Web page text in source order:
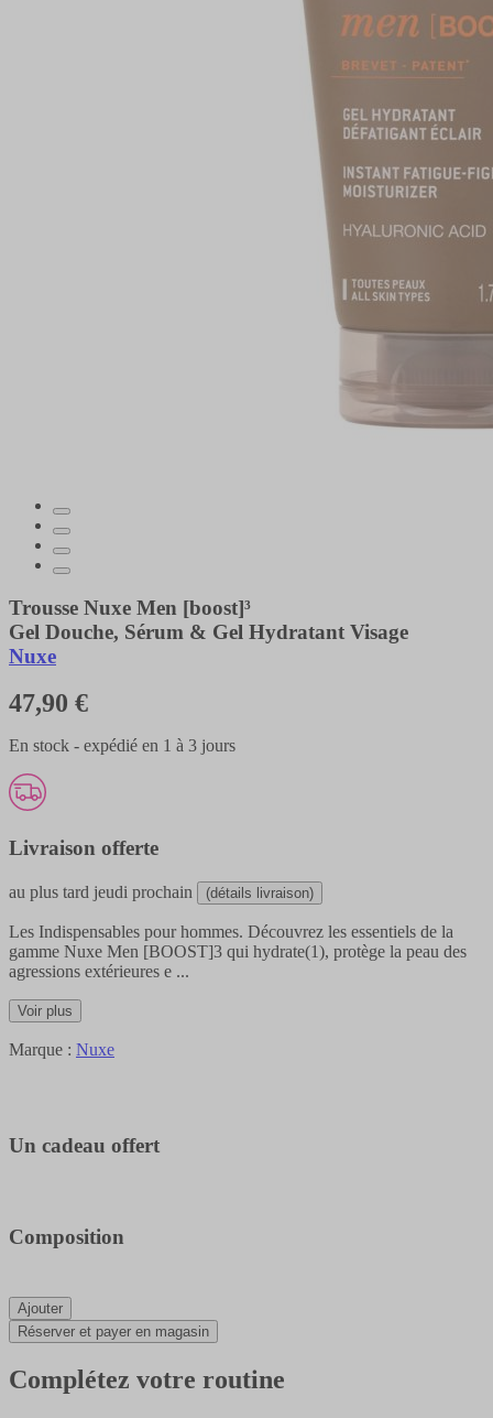
Trousse Nuxe Men [boost]³
Gel Douche, Sérum & Gel Hydratant Visage
Nuxe
47,90 €
En stock - expédié en 1 à 3 jours
Livraison offerte
au plus tard jeudi prochain (détails livraison)
Les Indispensables pour hommes. Découvrez les essentiels de la
gamme Nuxe Men [BOOST]3 qui hydrate(1), protège la peau des
agressions extérieures e ...
Voir plus
Marque : Nuxe
Un cadeau offert
Composition
Ajouter
Réserver et payer en magasin
Complétez votre routine